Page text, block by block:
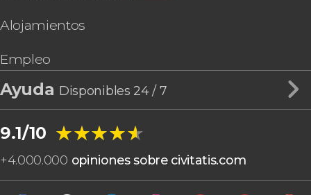
Alojamientos
Empleo
Ayuda Disponibles 24 / 7
9.1/10 ★★★★★
★★★★★
+4.000.000 opiniones sobre civitatis.com